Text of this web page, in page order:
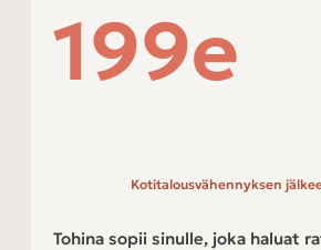
199e
Kotitalousvähennyksen
Tohina sopii sinulle, joka haluat